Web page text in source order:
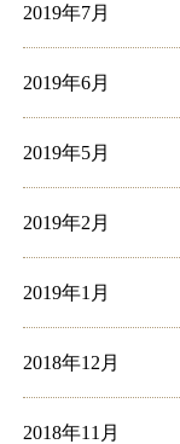
2019年7月
2019年6月
2019年5月
2019年2月
2019年1月
2018年12月
2018年11月